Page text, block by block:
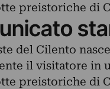
preistoriche di
del Cilento
il visitatore in
preistoriche di